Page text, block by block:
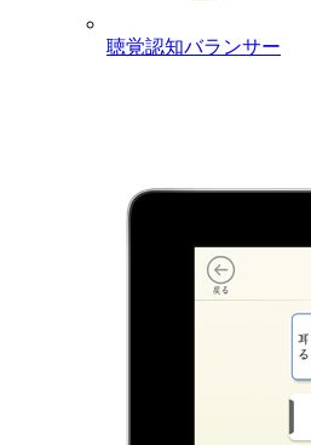
聴覚認知バランサー